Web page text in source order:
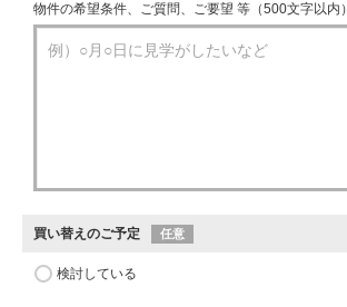
物件の希望条件、ご質問、ご要望 等（500文字以内）
買い替えのご予定 任意
検討している